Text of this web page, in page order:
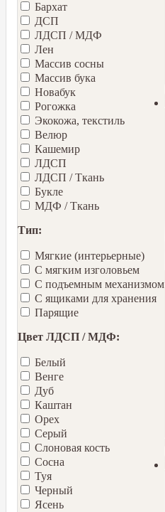
Бархат
ДСП
ЛДСП / МДФ
Лен
Массив сосны
Массив бука
Новабук
Рогожка
Экокожа, текстиль
Велюр
Кашемир
ЛДСП
ЛДСП / Ткань
Букле
МДФ / Ткань
Тип:
Мягкие (интерьерные)
С мягким изголовьем
С подъемным механизмом
С ящиками для хранения
Парящие
Цвет ЛДСП / МДФ:
Белый
Венге
Дуб
Каштан
Орех
Серый
Слоновая кость
Сосна
Туя
Черный
Ясень